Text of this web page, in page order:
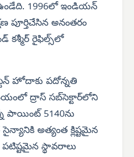
1996లో ఇండియన్
అనంతరం
కశ్మీర్ రైఫిల్స్‌లో
హోదాకు పదోన్నతి
ద్రాస్ సబ్‌సెక్టార్‌లోని
పాయింట్ 5140ను
అత్యంత క్లిష్టమైన
స్థావరాలు